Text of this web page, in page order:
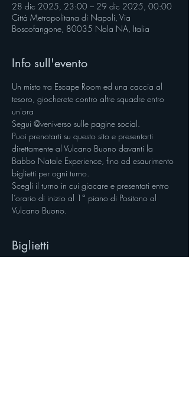
28 dic 2025, 23:00 – 29 dic 2025, 00:00
Città Metropolitana di Napoli, Via
Boscofangone, 80035 Nola NA, Italia
Info sull'evento
Un misto tra Escape Room ed una caccia al
tesoro, giocherete contro altre squadre entro
un'ora
Segui @veniverso sulle pagine social.
Puoi prenotarti su questo sito e presentarti
direttamente al Vulcano Buono davanti la
Babbo Natale Experience, fino ad esaurimento
biglietti per ogni turno.
Scegli il turno in cui giocare e presentati entro
l’orario di inizio al 1° piano di Positano al
Vulcano Buono.
Biglietti